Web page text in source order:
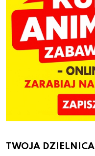
TWOJA DZIELNICA